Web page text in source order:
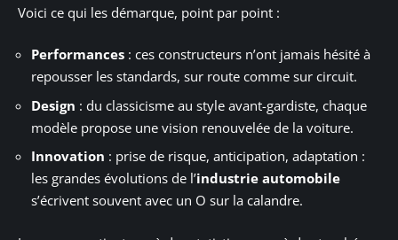
Voici ce qui les démarque, point par point :
Performances : ces constructeurs n’ont jamais hésité à
repousser les standards, sur route comme sur circuit.
Design : du classicisme au style avant-gardiste, chaque
modèle propose une vision renouvelée de la voiture.
Innovation : prise de risque, anticipation, adaptation :
les grandes évolutions de l’industrie automobile
s’écrivent souvent avec un O sur la calandre.